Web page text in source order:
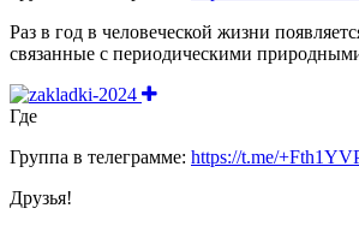
Раз в год в человеческой жизни
связанные с периодическими
Где
Группа в телеграмме: https://t.me/
Друзья!